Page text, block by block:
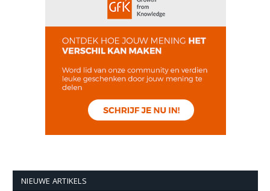
NIEUWE ARTIKELS